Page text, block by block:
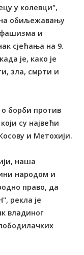
у колевци",
на обиљежавању
и
сјећања на 9.
је, како је
зла, смрти и
о борби против
су највећи
и Метохији.
наша
народом и
право, да
рекла је
владиног